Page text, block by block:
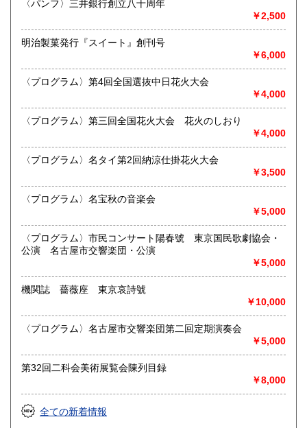
250円
沖縄県 250円
営業時間：10:00〜17:00
書籍の買取について
買取 買取専用フリーダイヤル 0120-006-229 (担当・
井上)
す。
御整理・御売却はお気軽に当店にご相談ください。
お電話、メール等でご連絡次第、即日に参上いたします。古
書買い取り、古本買い取り、大量大歓迎です。
特に古いもの全般(和本、古文書、紙物チラシ、郷土資料、地
図、宗教、芸能、美術、文学、雑誌等)に力を入れておりま
す。
又書画骨董品も別部門で取り扱いしておりますので引越し増
愛知県・岐阜県を中心に近県の方、日時打ち合わせの後、ご
訪問し、見積もり・買入をさせていただきます。
まずはお気軽にご連絡ください。
お品物を送料着払いでお送りいただければ、即日に評価しご
連絡ご送金いたします。
愛知県江南市前飛保町栄284 扶桑文庫 担当井
上
取り扱い分野
総記、哲学宗教、歴史、社会科学、自然科学、美術工芸、国
語国文、外国文学、古典籍、近代文献、趣味、外国書、サブ
カルチャー、古書一般（その他）
古文書・和本・刷り物・絵葉書・近代文献資料・エフェメラ
〈パンフ〉三井銀行創立八十周年
￥2,500
明治製菓発行『スイート』創刊号
￥6,000
〈プログラム〉第4回全国選抜中日花火大会
￥4,000
〈プログラム〉第三回全国花火大会 花火のしおり
￥4,000
〈プログラム〉名タイ第2回納涼仕掛花火大会
￥3,500
〈プログラム〉名宝秋の音楽会
￥5,000
〈プログラム〉市民コンサート陽春號 東京国民歌劇協会・
公演 名古屋市交響楽団・公演
￥5,000
機関誌 薔薇座 東京哀詩號
￥10,000
〈プログラム〉名古屋市交響楽団第二回定期演奏会
￥5,000
第32回二科会美術展覧会陳列目録
￥8,000
全ての新着情報